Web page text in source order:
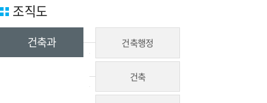
조직도
건축과 건축행정
건축